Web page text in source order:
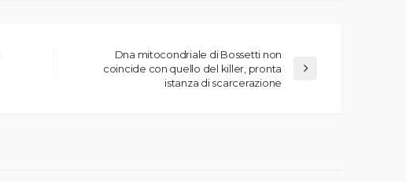
Dna mitocondriale di Bossetti non
coincide con quello del killer, pronta
istanza di scarcerazione